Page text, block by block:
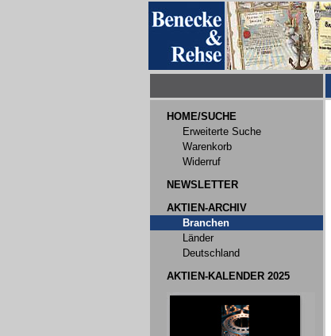
HOME/SUCHE
Erweiterte Suche
Warenkorb
Widerruf
NEWSLETTER
AKTIEN-ARCHIV
Branchen
Länder
Deutschland
AKTIEN-KALENDER 2025